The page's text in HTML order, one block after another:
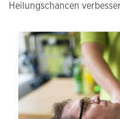
Heilungschancen